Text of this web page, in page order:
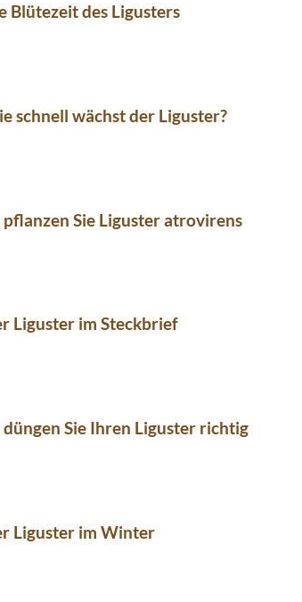
Blütezeit des Ligusters
schnell wächst der Liguster?
pflanzen Sie Liguster atrovirens
Liguster im Steckbrief
düngen Sie Ihren Liguster richtig
Liguster im Winter